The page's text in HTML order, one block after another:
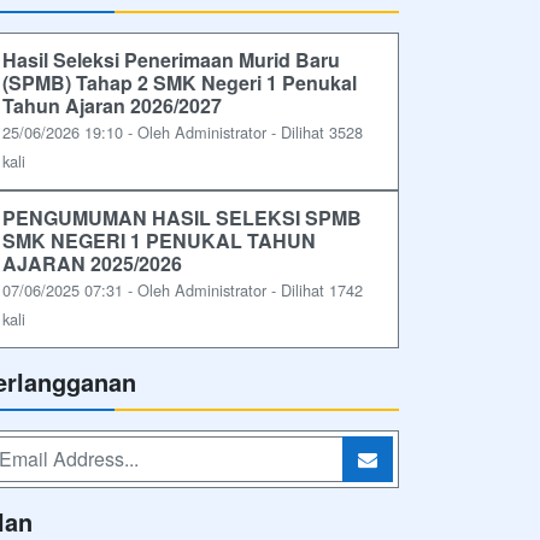
Hasil Seleksi Penerimaan Murid Baru
(SPMB) Tahap 2 SMK Negeri 1 Penukal
Tahun Ajaran 2026/2027
25/06/2026 19:10 - Oleh Administrator - Dilihat 3528
kali
PENGUMUMAN HASIL SELEKSI SPMB
SMK NEGERI 1 PENUKAL TAHUN
AJARAN 2025/2026
07/06/2025 07:31 - Oleh Administrator - Dilihat 1742
kali